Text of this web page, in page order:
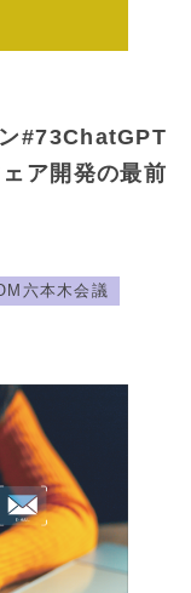
#73ChatGPT
ア開発の最前
六本木会議